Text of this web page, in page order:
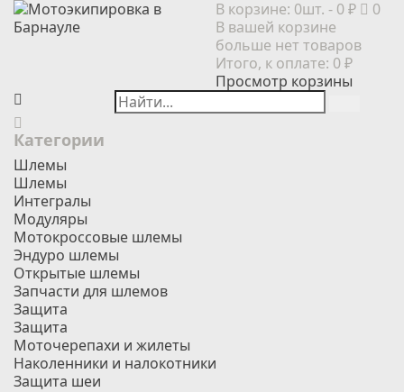
В корзине: 0шт. - 0 ₽
0
В вашей корзине
больше нет товаров
Итого, к оплате: 0 ₽
Просмотр корзины
Категории
Шлемы
Шлемы
Интегралы
Модуляры
Мотокроссовые шлемы
Эндуро шлемы
Открытые шлемы
Запчасти для шлемов
Защита
Защита
Моточерепахи и жилеты
Наколенники и налокотники
Защита шеи